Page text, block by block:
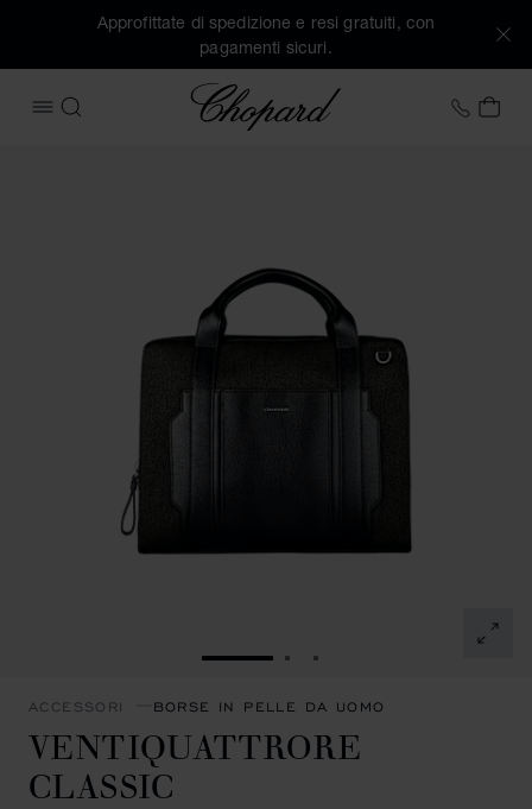
Approfittate di spedizione e resi gratuiti, con
pagamenti sicuri.
APRIRE IL MENU
CERCA
Chopard +39
IL
VAI ALLA SLIDE 1
VAI ALLA SLIDE 2
VAI ALLA SLIDE 3
ACCESSORI BORSE IN PELLE DA UOMO
VENTIQUATTRORE
CLASSIC